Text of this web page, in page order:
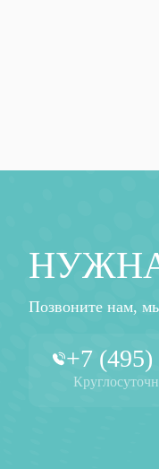
Позвоните нам,
+7 (495)